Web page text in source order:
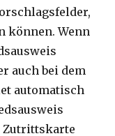
können. Wenn
auch bei dem
automatisch
Zutrittskarte